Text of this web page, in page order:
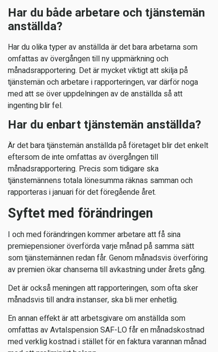
Har du både arbetare och tjänstemän
anställda?
Har du olika typer av anställda är det bara arbetarna som
omfattas av övergången till ny uppmärkning och
månadsrapportering. Det är mycket viktigt att skilja på
tjänstemän och arbetare i rapporteringen, var därför noga
med att se över uppdelningen av de anställda så att
ingenting blir fel.
Har du enbart tjänstemän anställda?
Är det bara tjänstemän anställda på företaget blir det enkelt
eftersom de inte omfattas av övergången till
månadsrapportering. Precis som tidigare ska
tjänstemännens totala lönesumma räknas samman och
rapporteras i januari för det föregående året.
Syftet med förändringen
I och med förändringen kommer arbetare att få sina
premiepensioner överförda varje månad på samma sätt
som tjänstemännen redan får. Genom månadsvis överföring
av premien ökar chanserna till avkastning under årets gång.
Det är också meningen att rapporteringen, som ofta sker
månadsvis till andra instanser, ska bli mer enhetlig.
En annan effekt är att arbetsgivare om anställda som
omfattas av Avtalspension SAF-LO får en månadskostnad
med verklig kostnad i stället för en faktura varannan månad